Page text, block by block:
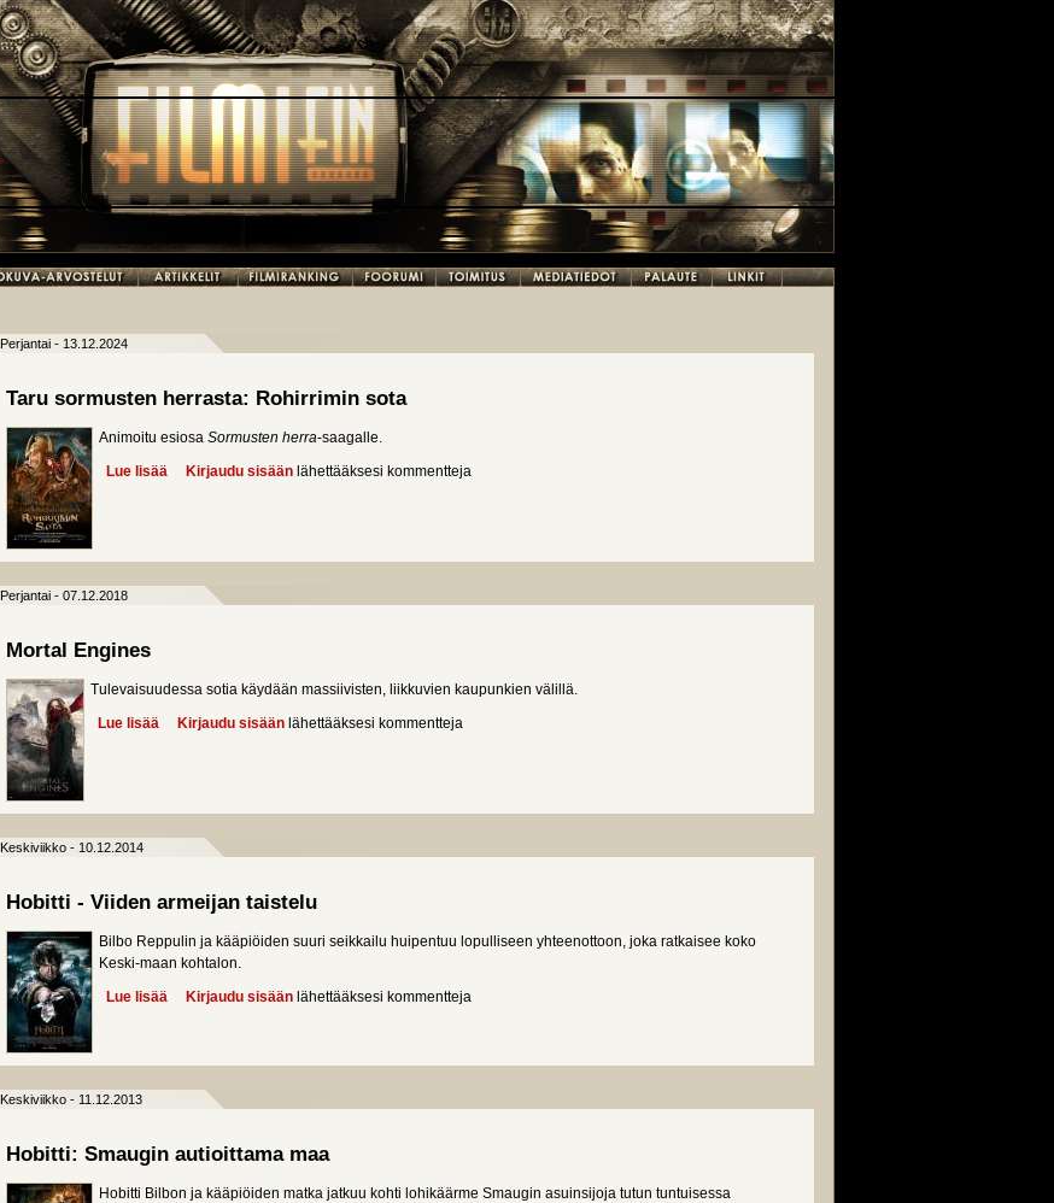
Perjantai - 13.12.2024
Taru sormusten herrasta: Rohirrimin sota
Animoitu esiosa Sormusten herra-saagalle.
Lue lisää about Taru sormusten herrasta: Rohirrimin sota
Kirjaudu sisään lähettääksesi kommentteja
Perjantai - 07.12.2018
Mortal Engines
Tulevaisuudessa sotia käydään massiivisten, liikkuvien kaupunkien välillä.
Lue lisää about Mortal Engines
Kirjaudu sisään lähettääksesi kommentteja
Keskiviikko - 10.12.2014
Hobitti - Viiden armeijan taistelu
Bilbo Reppulin ja kääpiöiden suuri seikkailu huipentuu lopulliseen yhteenottoon, joka ratkaisee koko
Keski-maan kohtalon.
Lue lisää about Hobitti - Viiden armeijan taistelu
Kirjaudu sisään lähettääksesi kommentteja
Keskiviikko - 11.12.2013
Hobitti: Smaugin autioittama maa
Hobitti Bilbon ja kääpiöiden matka jatkuu kohti lohikäärme Smaugin asuinsijoja tutun tuntuisessa